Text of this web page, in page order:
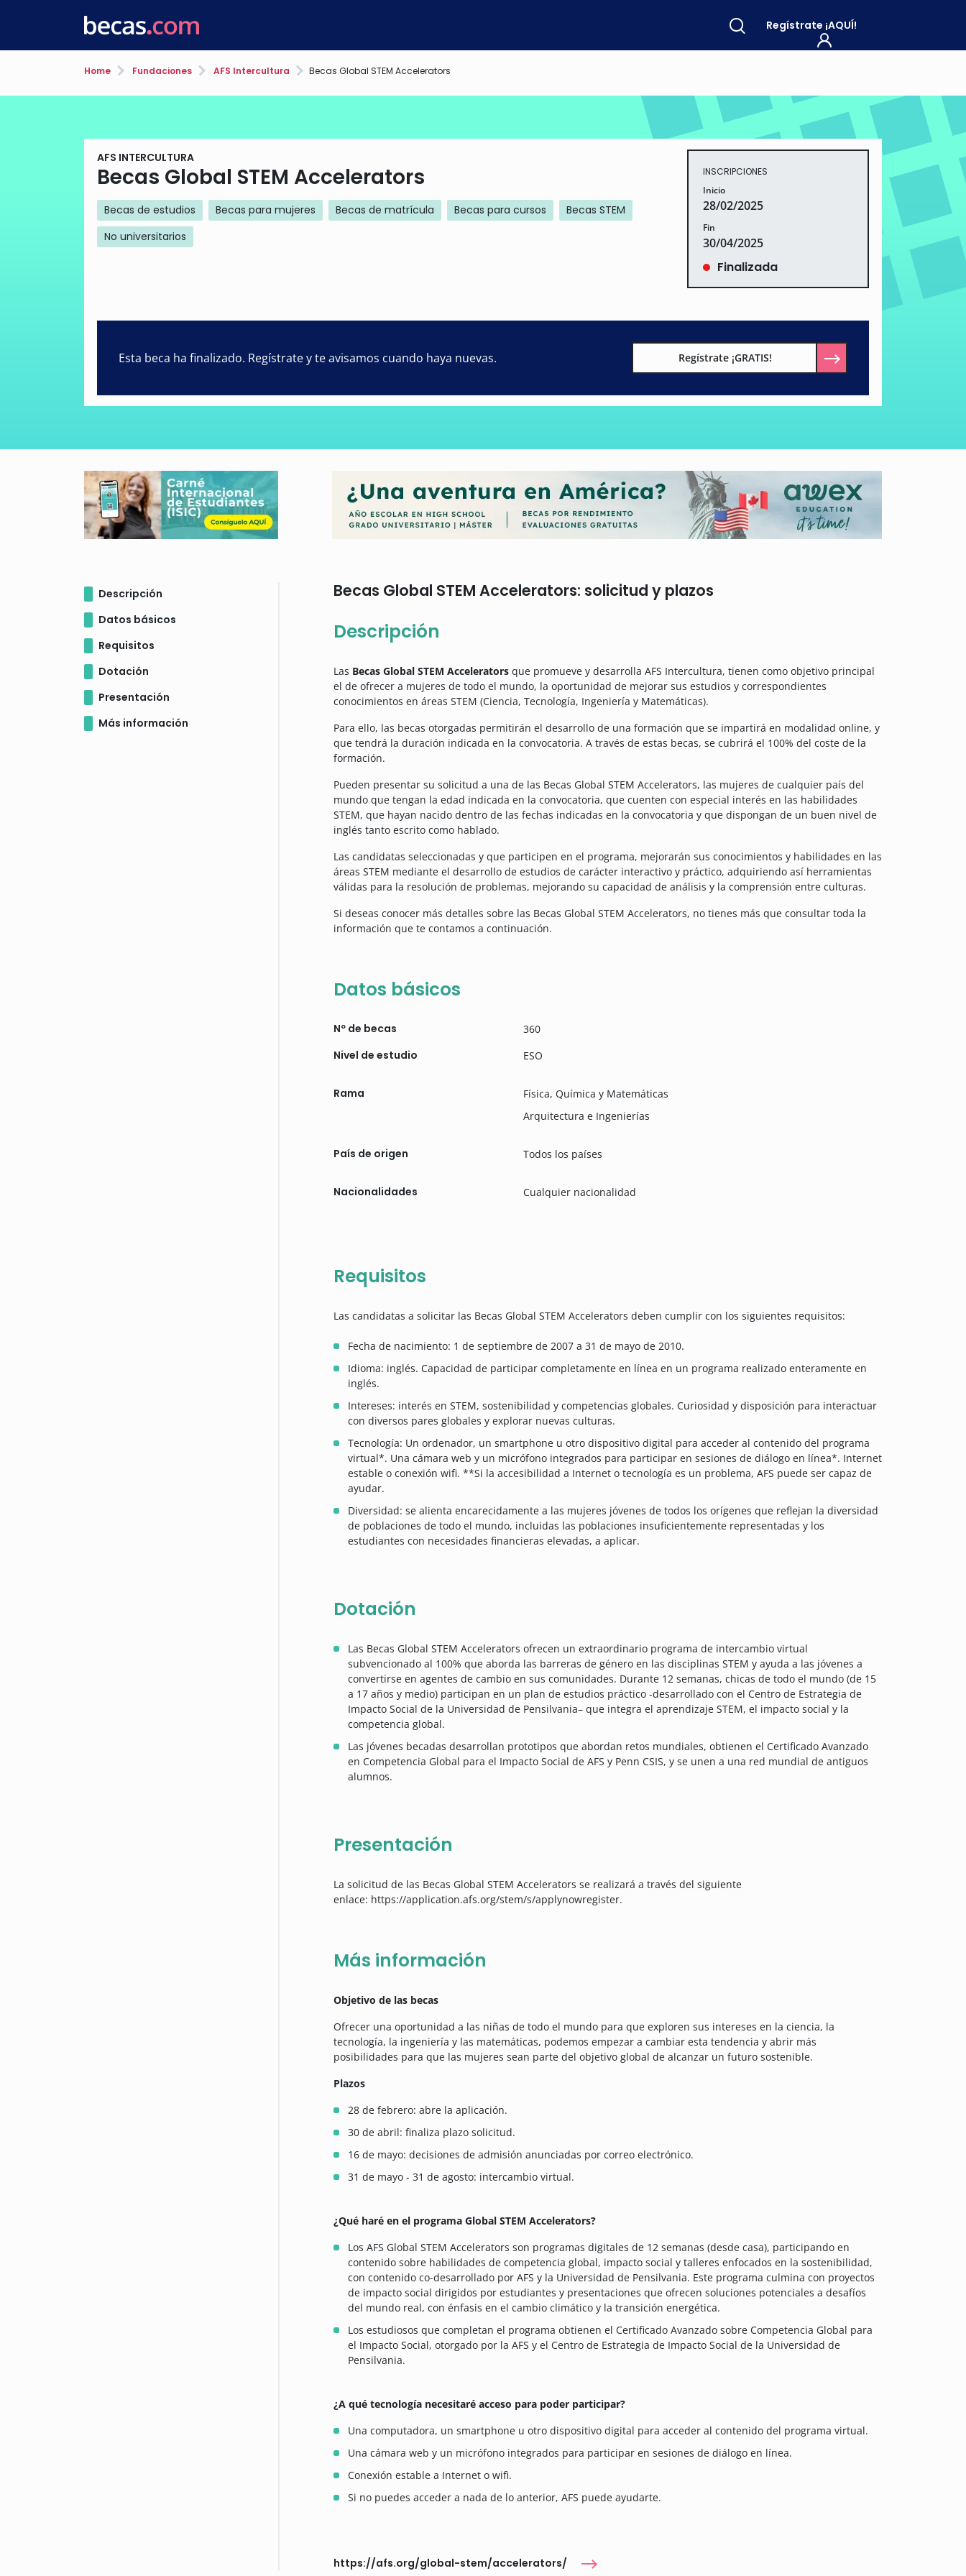
Regístrate ¡AQUÍ!
Home Fundaciones AFS Intercultura Becas Global STEM Accelerators
AFS INTERCULTURA
Becas Global STEM Accelerators
Becas de estudios Becas para mujeres Becas de matrícula Becas para cursos
Becas STEM
No universitarios
INSCRIPCIONES
Inicio
28/02/2025
Fin
30/04/2025
Finalizada
Esta beca ha finalizado. Regístrate y te avisamos cuando haya nuevas. Regístrate ¡GRATIS!
Descripción
Datos básicos
Requisitos
Dotación
Presentación
Más información
Becas Global STEM Accelerators: solicitud y plazos
Descripción
Las Becas Global STEM Accelerators que promueve y desarrolla AFS Intercultura, tienen como objetivo principal
el de ofrecer a mujeres de todo el mundo, la oportunidad de mejorar sus estudios y correspondientes
conocimientos en áreas STEM (Ciencia, Tecnología, Ingeniería y Matemáticas).
Para ello, las becas otorgadas permitirán el desarrollo de una formación que se impartirá en modalidad online, y
que tendrá la duración indicada en la convocatoria. A través de estas becas, se cubrirá el 100% del coste de la
formación.
Pueden presentar su solicitud a una de las Becas Global STEM Accelerators, las mujeres de cualquier país del
mundo que tengan la edad indicada en la convocatoria, que cuenten con especial interés en las habilidades
STEM, que hayan nacido dentro de las fechas indicadas en la convocatoria y que dispongan de un buen nivel de
inglés tanto escrito como hablado.
Las candidatas seleccionadas y que participen en el programa, mejorarán sus conocimientos y habilidades en las
áreas STEM mediante el desarrollo de estudios de carácter interactivo y práctico, adquiriendo así herramientas
válidas para la resolución de problemas, mejorando su capacidad de análisis y la comprensión entre culturas.
Si deseas conocer más detalles sobre las Becas Global STEM Accelerators, no tienes más que consultar toda la
información que te contamos a continuación.
Datos básicos
Nº de becas 360
Nivel de estudio ESO
Rama
Física, Química y Matemáticas
Arquitectura e Ingenierías
País de origen Todos los países
Nacionalidades Cualquier nacionalidad
Requisitos
Las candidatas a solicitar las Becas Global STEM Accelerators deben cumplir con los siguientes requisitos:
Fecha de nacimiento: 1 de septiembre de 2007 a 31 de mayo de 2010.
Idioma: inglés. Capacidad de participar completamente en línea en un programa realizado enteramente en
inglés.
Intereses: interés en STEM, sostenibilidad y competencias globales. Curiosidad y disposición para interactuar
con diversos pares globales y explorar nuevas culturas.
Tecnología: Un ordenador, un smartphone u otro dispositivo digital para acceder al contenido del programa
virtual*. Una cámara web y un micrófono integrados para participar en sesiones de diálogo en línea*. Internet
estable o conexión wifi. **Si la accesibilidad a Internet o tecnología es un problema, AFS puede ser capaz de
ayudar.
Diversidad: se alienta encarecidamente a las mujeres jóvenes de todos los orígenes que reflejan la diversidad
de poblaciones de todo el mundo, incluidas las poblaciones insuficientemente representadas y los
estudiantes con necesidades financieras elevadas, a aplicar.
Dotación
Las Becas Global STEM Accelerators ofrecen un extraordinario programa de intercambio virtual
subvencionado al 100% que aborda las barreras de género en las disciplinas STEM y ayuda a las jóvenes a
convertirse en agentes de cambio en sus comunidades. Durante 12 semanas, chicas de todo el mundo (de 15
a 17 años y medio) participan en un plan de estudios práctico -desarrollado con el Centro de Estrategia de
Impacto Social de la Universidad de Pensilvania– que integra el aprendizaje STEM, el impacto social y la
competencia global.
Las jóvenes becadas desarrollan prototipos que abordan retos mundiales, obtienen el Certificado Avanzado
en Competencia Global para el Impacto Social de AFS y Penn CSIS, y se unen a una red mundial de antiguos
alumnos.
Presentación
La solicitud de las Becas Global STEM Accelerators se realizará a través del siguiente
enlace: https://application.afs.org/stem/s/applynowregister.
Más información
Objetivo de las becas
Ofrecer una oportunidad a las niñas de todo el mundo para que exploren sus intereses en la ciencia, la
tecnología, la ingeniería y las matemáticas, podemos empezar a cambiar esta tendencia y abrir más
posibilidades para que las mujeres sean parte del objetivo global de alcanzar un futuro sostenible.
Plazos
28 de febrero: abre la aplicación.
30 de abril: finaliza plazo solicitud.
16 de mayo: decisiones de admisión anunciadas por correo electrónico.
31 de mayo - 31 de agosto: intercambio virtual.
¿Qué haré en el programa Global STEM Accelerators?
Los AFS Global STEM Accelerators son programas digitales de 12 semanas (desde casa), participando en
contenido sobre habilidades de competencia global, impacto social y talleres enfocados en la sostenibilidad,
con contenido co-desarrollado por AFS y la Universidad de Pensilvania. Este programa culmina con proyectos
de impacto social dirigidos por estudiantes y presentaciones que ofrecen soluciones potenciales a desafíos
del mundo real, con énfasis en el cambio climático y la transición energética.
Los estudiosos que completan el programa obtienen el Certificado Avanzado sobre Competencia Global para
el Impacto Social, otorgado por la AFS y el Centro de Estrategia de Impacto Social de la Universidad de
Pensilvania.
¿A qué tecnología necesitaré acceso para poder participar?
Una computadora, un smartphone u otro dispositivo digital para acceder al contenido del programa virtual.
Una cámara web y un micrófono integrados para participar en sesiones de diálogo en línea.
Conexión estable a Internet o wifi.
Si no puedes acceder a nada de lo anterior, AFS puede ayudarte.
https://afs.org/global-stem/accelerators/